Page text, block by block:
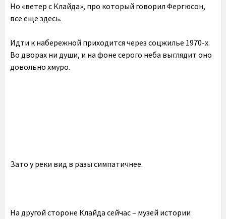
Но «ветер с Клайда», про который говорил Фергюсон,
все еще здесь.
Идти к набережной приходится через соцжилье 1970-х.
Во дворах ни души, и на фоне серого неба выглядит оно
довольно хмуро.
Зато у реки вид в разы симпатичнее.
На другой стороне Клайда сейчас – музей истории